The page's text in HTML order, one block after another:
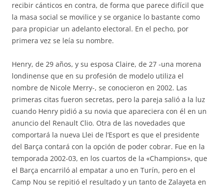
recibir cánticos en contra, de forma que parece difícil que
la masa social se movilice y se organice lo bastante como
para propiciar un adelanto electoral. En el pecho, por
primera vez se leía su nombre.
Henry, de 29 años, y su esposa Claire, de 27 -una morena
londinense que en su profesión de modelo utiliza el
nombre de Nicole Merry-, se conocieron en 2002. Las
primeras citas fueron secretas, pero la pareja salió a la luz
cuando Henry pidió a su novia que apareciera con él en un
anuncio del Renault Clio. Otra de las novedades que
comportará la nueva Llei de l’Esport es que el presidente
del Barça contará con la opción de poder cobrar. Fue en la
temporada 2002-03, en los cuartos de la «Champions», que
el Barça encarriló al empatar a uno en Turín, pero en el
Camp Nou se repitió el resultado y un tanto de Zalayeta en